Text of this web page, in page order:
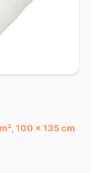
100 x 135 cm